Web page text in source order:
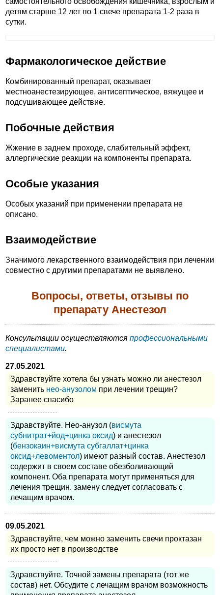
детям старше 12 лет по 1 свече препарата 1-2 раза в
сутки.
Фармакологическое действие
Комбинированный препарат, оказывает
местноанестезирующее, антисептическое, вяжущее и
подсушивающее действие.
Побочные действия
Жжение в заднем проходе, слабительный эффект,
аллергические реакции на компоненты препарата.
Особые указания
Особых указаний при применении препарата не
описано.
Взаимодействие
Значимого лекарственного взаимодействия при лечении
совместно с другими препаратами не выявлено.
Вопросы, ответы, отзывы по
препарату Анестезол
Консультации осуществляются профессиональными
специалистами.
27.05.2021
Здравствуйте хотела бы узнать можно ли анестезол
заменить нео-анузолом при лечении трещин?
Заранее спасибо
Здравствуйте. Нео-анузол (висмута
субнитрат+йод+цинка оксид) и анестезол
(бензокаин+висмута субгаллат+цинка
оксид+левоментол) имеют разный состав. Анестезол
содержит в своем составе обезболивающий
компонент. Оба препарата могут применяться для
лечения трещин. замену следует согласовать с
лечащим врачом.
09.05.2021
Здравствуйте, чем можно заменить свечи проктазан
их просто нет в производстве
Здравствуйте. Точной замены препарата (тот же
состав) нет. Обсудите с лечащим врачом возможность